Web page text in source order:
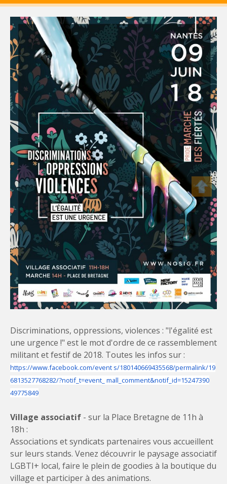
Discriminations, oppressions, violences : "l'égalité est
une urgence !" est le mot d'ordre de ce rassemblement
militant et festif de 2018. Toutes les infos sur :
https://www.facebook.com/event s/180140669435568/permalink/19
6813527768282/?notif_t=event_ mall_comment&notif_id=15247390
49775849
Village associatif - sur la Place Bretagne de 11h à
18h :
Associations et syndicats partenaires vous accueillent
sur leurs stands. Venez découvrir le paysage associatif
LGBTI+ local, faire le plein de goodies à la boutique du
village et participer à des animations.